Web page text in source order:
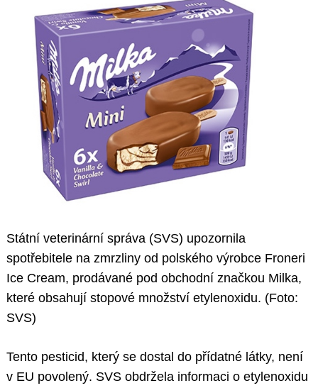
Státní veterinární správa (SVS) upozornila
spotřebitele na zmrzliny od polského výrobce Froneri
Ice Cream, prodávané pod obchodní značkou Milka,
které obsahují stopové množství etylenoxidu. (Foto:
SVS)
Tento pesticid, který se dostal do přídatné látky, není
v EU povolený. SVS obdržela informaci o etylenoxidu